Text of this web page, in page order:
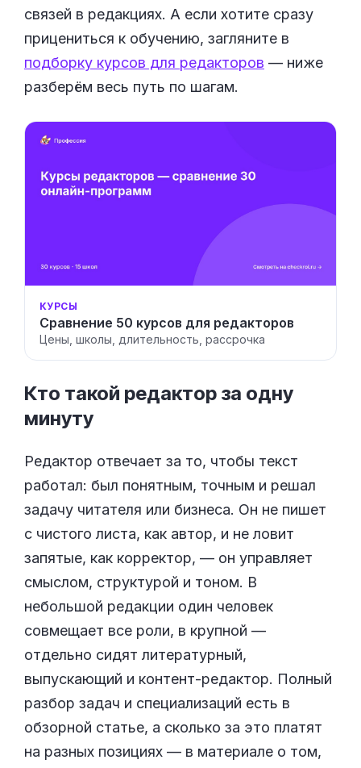
связей в редакциях. А если хотите сразу
прицениться к обучению, загляните в
подборку курсов для редакторов — ниже
разберём весь путь по шагам.
КУРСЫ
Сравнение 50 курсов для редакторов
Цены, школы, длительность, рассрочка
Кто такой редактор за одну
минуту
Редактор отвечает за то, чтобы текст
работал: был понятным, точным и решал
задачу читателя или бизнеса. Он не пишет
с чистого листа, как автор, и не ловит
запятые, как корректор, — он управляет
смыслом, структурой и тоном. В
небольшой редакции один человек
совмещает все роли, в крупной —
отдельно сидят литературный,
выпускающий и контент-редактор. Полный
разбор задач и специализаций есть в
обзорной статье, а сколько за это платят
на разных позициях — в материале о том,